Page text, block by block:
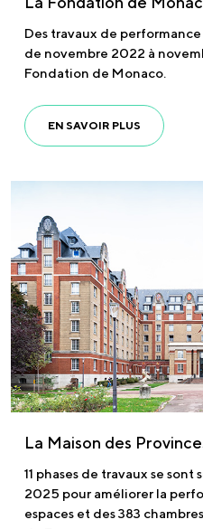
Des travaux de
de novembre 2022 à
Fondation de Monaco.
EN SAVOIR PLUS
La Maison des
11 phases de travaux se
2025 pour améliorer la
espaces et des 383